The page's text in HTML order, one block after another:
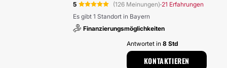
5 (126 Meinungen)·21 Erfahrungen
Es gibt 1 Standort in Bayern
Finanzierungsmöglichkeiten
Antwortet in 8 Std
KONTAKTIEREN